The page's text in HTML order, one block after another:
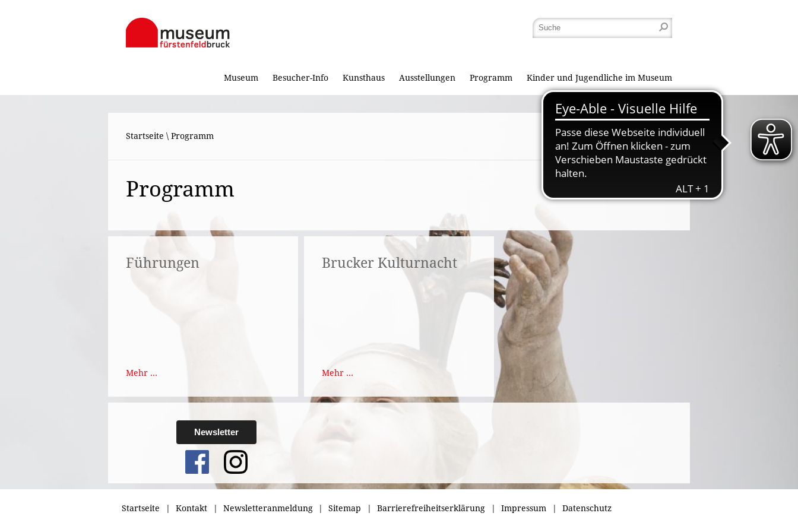
Museum Besucher-Info Kunsthaus Ausstellungen Programm Kinder und Jugendliche im Museum
Startseite \ Programm
Programm
Führungen
Mehr ...
Brucker Kulturnacht
Mehr ...
Newsletter
Startseite Kontakt Newsletteranmeldung Sitemap Barrierefreiheitserklärung Impressum Datenschutz